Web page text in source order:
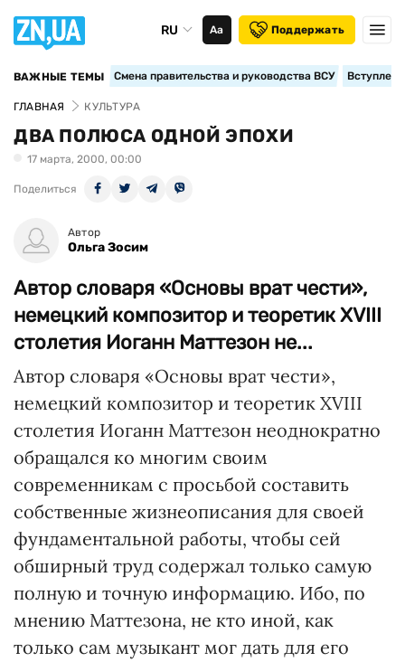
RU Аа Поддержать
ВАЖНЫЕ ТЕМЫ Смена правительства и руководства ВСУ
ГЛАВНАЯ КУЛЬТУРА
ДВА ПОЛЮСА ОДНОЙ ЭПОХИ
17 марта, 2000, 00:00
Поделиться
Автор
Ольга Зосим
Автор словаря «Основы врат чести»,
немецкий композитор и теоретик XVIII
столетия Иоганн Маттезон не...
Автор словаря «Основы врат чести»,
немецкий композитор и теоретик XVIII
столетия Иоганн Маттезон неоднократно
обращался ко многим своим
современникам с просьбой составить
собственные жизнеописания для своей
фундаментальной работы, чтобы сей
обширный труд содержал только самую
полную и точную информацию. Ибо, по
мнению Маттезона, не кто иной, как
только сам музыкант мог дать для его